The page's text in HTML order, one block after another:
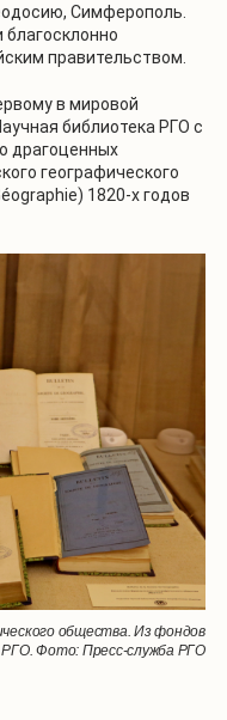
Симферополь.
правительством.
в мировой
библиотека РГО с
драгоценных
географического
1820-х годов
общества. Из фондов
Фото: Пресс-служба РГО